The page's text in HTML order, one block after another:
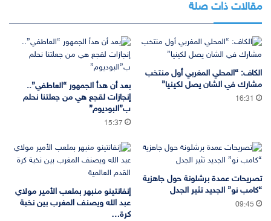
مقالات ذات صلة
الكاف: “المحلي المغربي أول منتخب
مشارك في الشان يصل لكينيا”
16:31
بعد أن هدأ الجمهور “العاطفي”..
إنجازات لقجع هي من جعلتنا نحلم
ب”البوديوم”
15:37
تصريحات عمدة برشلونة حول جاهزية
“كامب نو” الجديد تثير الجدل
09:45
إنفانتينو منبهر بملعب الأمير مولاي
عبد الله ويصنف المغرب بين نخبة
كرة…